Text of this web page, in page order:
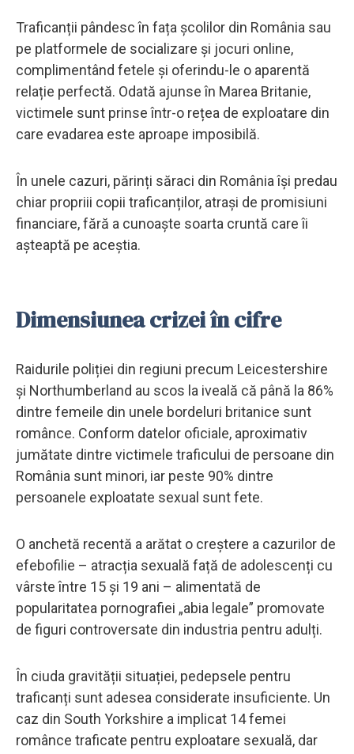
Traficanții pândesc în fața școlilor din România sau
pe platformele de socializare și jocuri online,
complimentând fetele și oferindu-le o aparentă
relație perfectă. Odată ajunse în Marea Britanie,
victimele sunt prinse într-o rețea de exploatare din
care evadarea este aproape imposibilă.
În unele cazuri, părinți săraci din România își predau
chiar propriii copii traficanților, atrași de promisiuni
financiare, fără a cunoaște soarta cruntă care îi
așteaptă pe aceștia.
Dimensiunea crizei în cifre
Raidurile poliției din regiuni precum Leicestershire
și Northumberland au scos la iveală că până la 86%
dintre femeile din unele bordeluri britanice sunt
românce. Conform datelor oficiale, aproximativ
jumătate dintre victimele traficului de persoane din
România sunt minori, iar peste 90% dintre
persoanele exploatate sexual sunt fete.
O anchetă recentă a arătat o creștere a cazurilor de
efebofilie – atracția sexuală față de adolescenți cu
vârste între 15 și 19 ani – alimentată de
popularitatea pornografiei „abia legale” promovate
de figuri controversate din industria pentru adulți.
În ciuda gravității situației, pedepsele pentru
traficanți sunt adesea considerate insuficiente. Un
caz din South Yorkshire a implicat 14 femei
românce traficate pentru exploatare sexuală, dar